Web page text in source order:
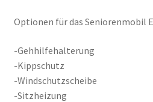
Optionen für das Seniorenmobil
-Gehhilfehalterung
-Kippschutz
-Windschutzscheibe
-Sitzheizung